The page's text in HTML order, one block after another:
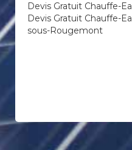
Devis Gratuit Chauffe-
Devis Gratuit Chauffe-
sous-Rougemont